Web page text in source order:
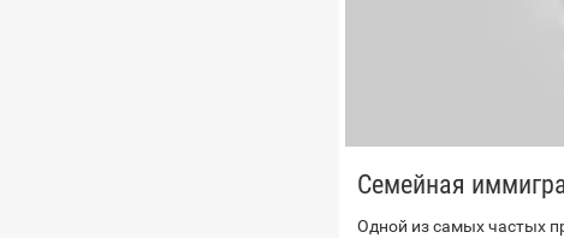
Семейная
Одной из самых частых